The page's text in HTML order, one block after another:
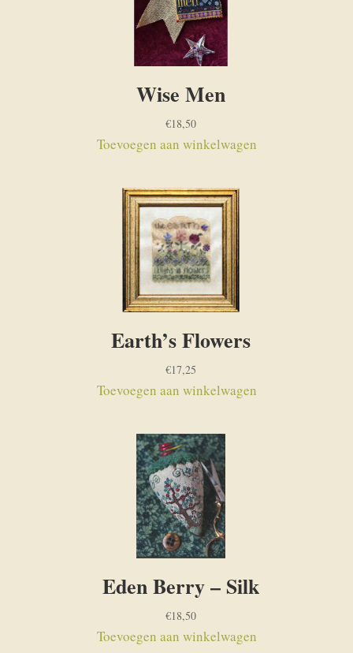
Wise Men
€18,50
Toevoegen aan winkelwagen
Earth’s Flowers
€17,25
Toevoegen aan winkelwagen
Eden Berry – Silk
€18,50
Toevoegen aan winkelwagen